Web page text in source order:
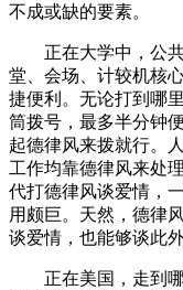
不成或缺的要素。
正在大学中，公共
堂、会场、计较机核
捷便利。无论打到哪
筒拨号，最多半分钟
起德律风来拨就行。
工作均靠德律风来处
代打德律风谈爱情，
用颇巨。天然，德律
谈爱情，也能够谈此外
正在美国，走到哪